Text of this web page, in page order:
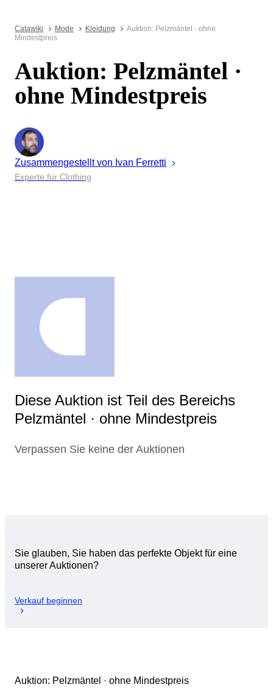
Catawiki Mode Kleidung
Auktion: Pelzmäntel · ohne
Mindestpreis
Auktion: Pelzmäntel ·
ohne Mindestpreis
Zusammengestellt von Ivan Ferretti
Experte für Clothing
Diese Auktion ist Teil des Bereichs
Pelzmäntel · ohne Mindestpreis
Verpassen Sie keine der Auktionen
Sie glauben, Sie haben das perfekte Objekt für eine
unserer Auktionen?
Verkauf beginnen
Auktion: Pelzmäntel · ohne Mindestpreis